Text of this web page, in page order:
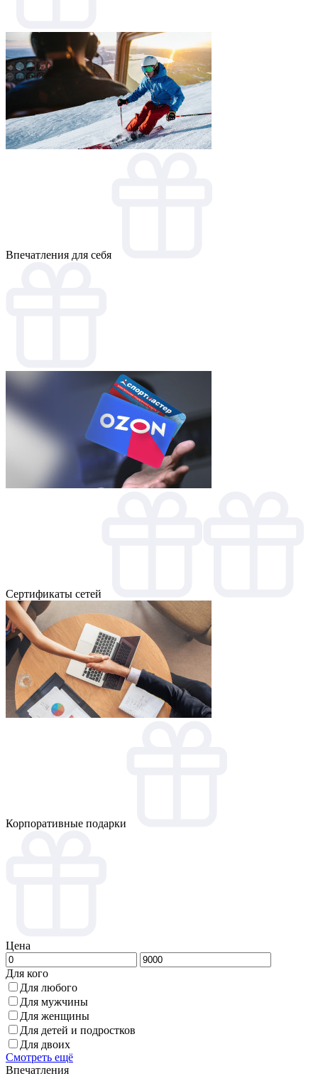
Впечатления для себя
Cертификаты сетей
Корпоративные подарки
Цена
Для кого
Для любого
Для мужчины
Для женщины
Для детей и подростков
Для двоих
Смотреть ещё
Впечатления